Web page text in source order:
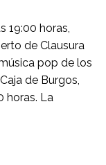
19:00 horas,
de Clausura
pop de los
de Burgos,
horas. La